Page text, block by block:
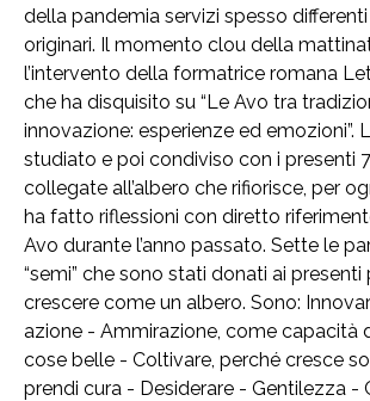
della pandemia servizi spesso
originari. Il momento clou della
l’intervento della formatrice romana
che ha disquisito su “Le Avo tra
innovazione: esperienze ed emozioni”.
studiato e poi condiviso con i presenti
collegate all’albero che rifiorisce, per
ha fatto riflessioni con diretto
Avo durante l’anno passato. Sette le
“semi” che sono stati donati ai presenti
crescere come un albero. Sono:
azione - Ammirazione, come capacità
cose belle - Coltivare, perché cresce
prendi cura - Desiderare - Gentilezza -